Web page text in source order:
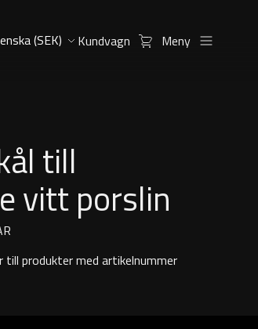
Kundvagn Meny
till
vitt porslin
till produkter med artikelnummer